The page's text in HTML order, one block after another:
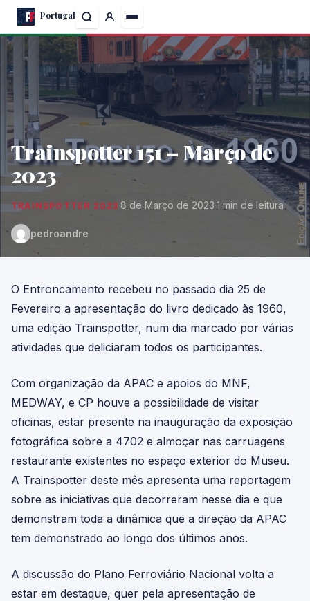
Skip
the
content
Portugal
Trainspotter 151 – Março de
2023
TRAINSPOTTER 2023·8 de Março de 2023·1 min de leitura
pedroandre
O Entroncamento recebeu no passado dia 25 de
Fevereiro a apresentação do livro dedicado às 1960,
uma edição Trainspotter, num dia marcado por várias
atividades que deliciaram todos os participantes.
Com organização da APAC e apoios do MNF,
MEDWAY, e CP houve a possibilidade de visitar
oficinas, estar presente na inauguração da exposição
fotográfica sobre a 4702 e almoçar nas carruagens
restaurante existentes no espaço exterior do Museu.
A Trainspotter deste mês apresenta uma reportagem
sobre as iniciativas que decorreram nesse dia e que
demonstram toda a dinâmica que a direção da APAC
tem demonstrado ao longo dos últimos anos.
A discussão do Plano Ferroviário Nacional volta a
estar em destaque, quer pela apresentação de